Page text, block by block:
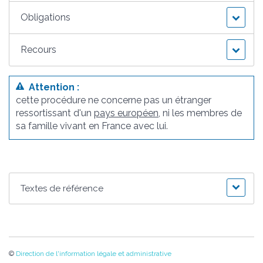
Obligations
Recours
Attention :
cette procédure ne concerne pas un étranger
ressortissant d'unpays européen, ni les membres de
sa famille vivant en France avec lui.
Textes de référence
© Direction de l'information légale et administrative